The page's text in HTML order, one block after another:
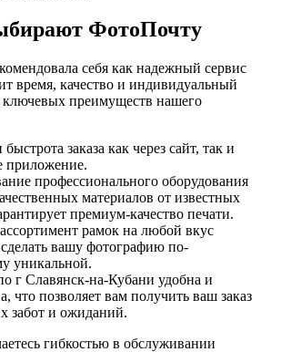
ФотоПочту
себя как надежный сервис
время, качество и индивидуальный
ключевых преимуществ нашего
быстрота заказа как через сайт, так и
приложение.
профессионального оборудования
материалов от известных
премиум-качество печати.
рамок на любой вкус
сделать вашу фотографию по-
уникальной.
г Славянск-на-Кубани удобна и
что позволяет вам получить ваш заказ
забот и ожиданий.
гибкостью в обслуживании